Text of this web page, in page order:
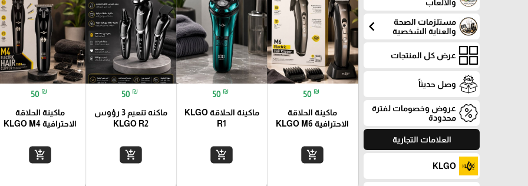
والألعاب
مستلزمات الصحة
والعناية الشخصية
chevron_left
عرض كل المنتجات
وصل حديثاً
عروض وخصومات لفترة
محدودة
العلامات التجارية
KLGO
50 ₪
ماكينة الحلاقة
الاحترافية KLGO M6
add_shopping_cart
50 ₪
ماكينة الحلاقة KLGO
R1
add_shopping_cart
50 ₪
ماكنه تنعيم 3 رؤوس
KLGO R2
add_shopping_cart
50 ₪
ماكينة الحلاقة
الاحترافية KLGO M4
add_shopping_cart